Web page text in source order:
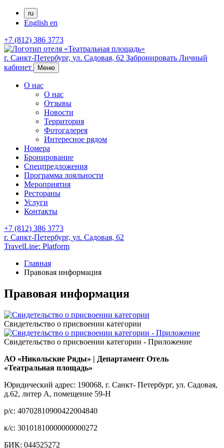
ru
English en
+7 (812) 386 3773
г. Санкт-Петербург, ул. Садовая, 62 Забронировать Личный
кабинет
Меню
О нас
О нас
Отзывы
Новости
Территория
Фотогалерея
Интересное рядом
Номера
Бронирование
Спецпредложения
Программа лояльности
Мероприятия
Рестораны
Услуги
Контакты
+7 (812) 386 3773
г. Санкт-Петербург, ул. Садовая, 62
TravelLine: Platform
Главная
Правовая информация
Правовая информация
Свидетельство о присвоении категории
Свидетельство о присвоении категории - Приложение
АО «Никольские Ряды» | Департамент Отель
«Театральная площадь»
Юридический адрес: 190068, г. Санкт- Петербург, ул. Садовая,
д.62, литер А, помещение 59-Н
р/с: 40702810900422004840
к/с: 30101810000000000272
БИК: 044525272